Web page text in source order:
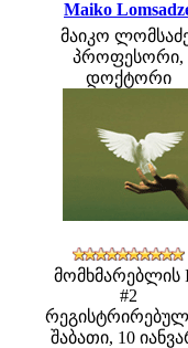
Maiko
მაიკო
პროფესორი,
დოქტორი
მომხმარებლის
#2
შაბათი, 10